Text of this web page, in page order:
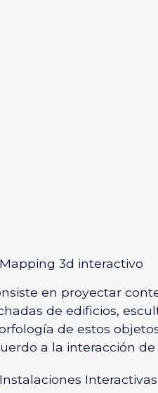
Mapping 3d interactivo
en proyectar
de edificios,
de estos
a la interacción de
Instalaciones Interactivas